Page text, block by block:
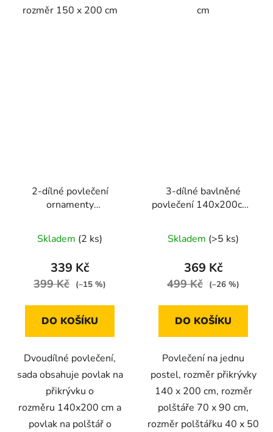
rozměr 150 x 200 cm
cm
2-dílné povlečení
ornamenty
fialová šedá 140x200
na jednu postel
Skladem (2 ks)
339 Kč
399 Kč (–15 %)
DO KOŠÍKU
Dvoudílné povlečení,
sada obsahuje povlak na
přikrývku o
rozměru 140x200 cm a
povlak na polštář o
3-dílné bavlněné
povlečení 140x200cm-
Skladem (>5 ks)
369 Kč
499 Kč (–26 %)
DO KOŠÍKU
Povlečení na jednu
postel, rozměr přikrývky
140 x 200 cm, rozměr
polštáře 70 x 90 cm,
rozměr polštářku 40 x 50